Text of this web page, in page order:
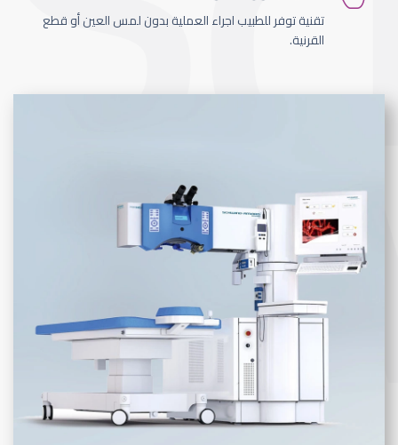
تقنية توفر للطبيب اجراء العملية بدون لمس العين أو قطع
القرنية.